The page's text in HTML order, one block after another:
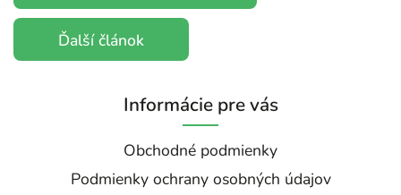
Ďalší článok
Informácie pre vás
Obchodné podmienky
Podmienky ochrany osobných údajov